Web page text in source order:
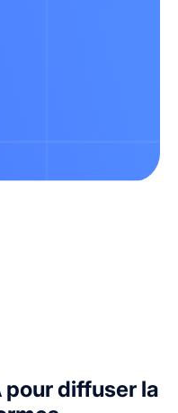
pour diffuser la